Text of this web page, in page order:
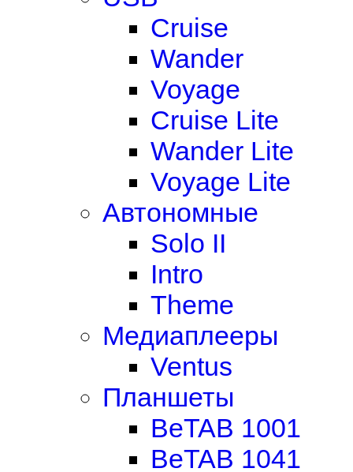
Cruise
Wander
Voyage
Cruise Lite
Wander Lite
Voyage Lite
Автономные
Solo II
Intro
Theme
Медиаплееры
Ventus
Планшеты
BeTAB 1001
BeTAB 1041